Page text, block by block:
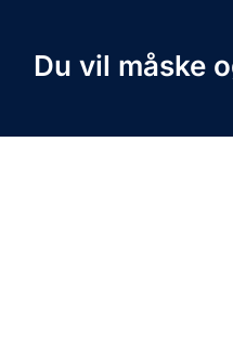
Du vil måske